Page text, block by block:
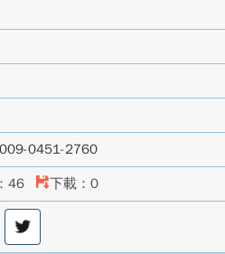
0451-2760
46 下載：0
分
享